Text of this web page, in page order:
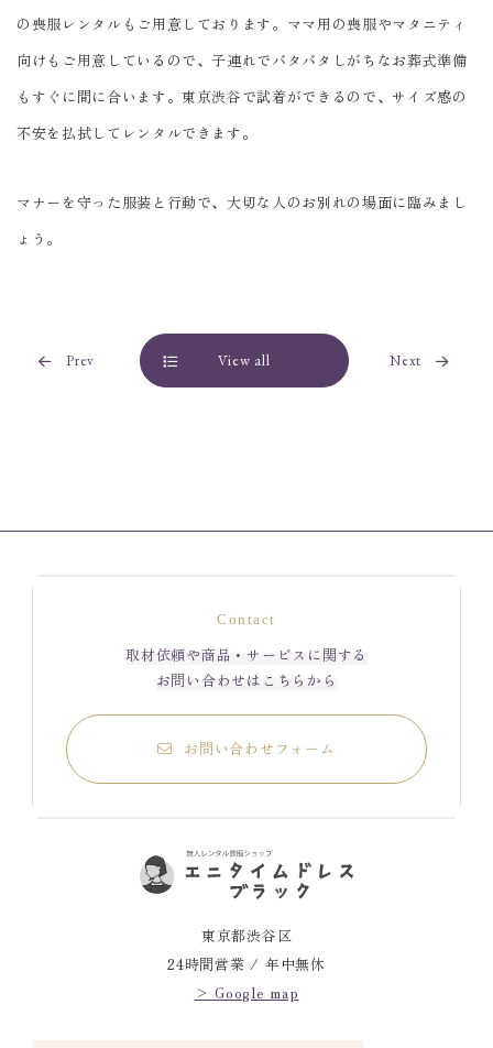
の喪服レンタルもご用意しております。ママ用の喪服やマタニティ
向けもご用意しているので、子連れでバタバタしがちなお葬式準備
もすぐに間に合います。東京渋谷で試着ができるので、サイズ感の
不安を払拭してレンタルできます。
マナーを守った服装と行動で、大切な人のお別れの場面に臨みまし
ょう。
Prev View all Next
東京都渋谷区
24時間営業 / 年中無休
> Google map
Contact
取材依頼や商品・サービスに関する
お問い合わせはこちらから
お問い合わせフォーム